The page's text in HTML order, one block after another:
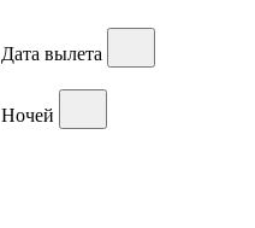
Дата вылета
Ночей